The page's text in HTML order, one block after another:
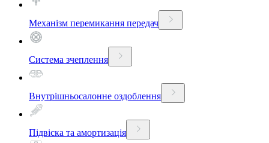
Механізм перемикання передач
Система зчеплення
Внутрішньосалонне оздоблення
Підвіска та амортизація